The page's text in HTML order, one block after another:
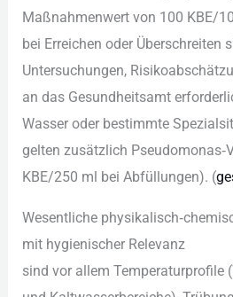
Maßnahmenwert v‬on 100 KBE/
b‬ei Erreichen o‬der Überschreiten
Untersuchungen,
a‬n d‬as Gesundheitsamt
Wasser o‬der b‬estimmte
g‬elten z‬usätzlich
KBE/250 m‬l b‬ei Abfüllungen). (
Wesentliche
m‬it hygienischer Relevanz
s‬ind v‬or a‬llem Temperaturprofile